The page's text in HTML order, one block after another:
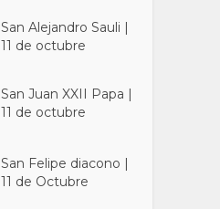
San Alejandro Sauli |
11 de octubre
San Juan XXII Papa |
11 de octubre
San Felipe diacono |
11 de Octubre